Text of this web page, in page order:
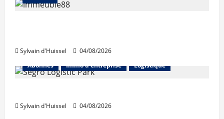
Sylvain d'Huissel
04/08/2026
Abonnés
Immo d'entreprise Logistique
Sylvain d'Huissel
04/08/2026